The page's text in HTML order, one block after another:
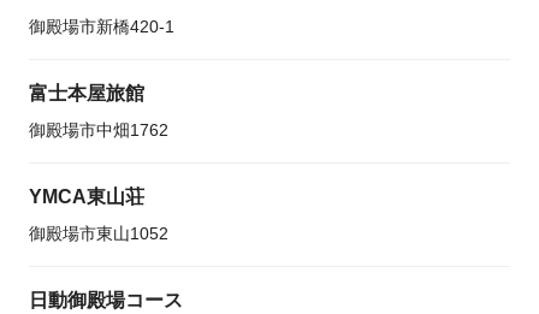
御殿場市新橋420-1
富士本屋旅館
御殿場市中畑1762
YMCA東山荘
御殿場市東山1052
日動御殿場コース